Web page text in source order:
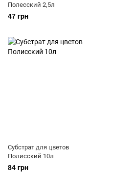
Полесский 2,5л
47 грн
Субстрат для цветов
Полисский 10л
84 грн